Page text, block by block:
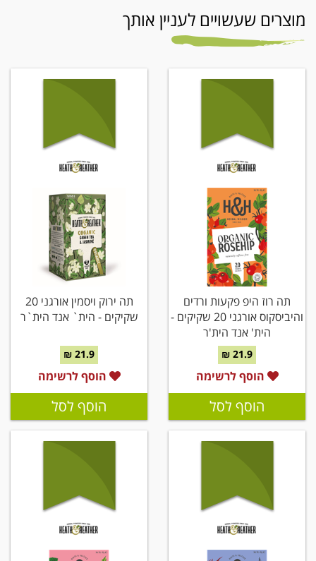
מוצרים שעשויים לעניין אותך
תה רוז היפ פקעות ורדים
והיביסקוס אורגני 20 שקיקים -
הית' אנד הית'ר
21.9 ₪
הוסף לרשימה
הוסף לסל
תה ירוק ויסמין אורגני 20
שקיקים - הית` אנד הית`ר
21.9 ₪
הוסף לרשימה
הוסף לסל